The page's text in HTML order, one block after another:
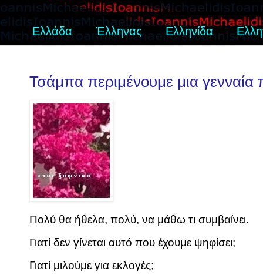
Ελλάδα Έλληνας Ελληνίδα
Τσάμπα περιμένουμε μια γενναία
Πολύ θα ήθελα, πολύ, να μάθω τι συμβαίνει.
Γιατί δεν γίνεται αυτό που έχουμε ψηφίσει;
Γιατί μιλούμε για εκλογές;